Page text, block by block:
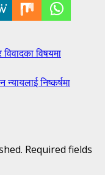
विषयमा
निष्कर्षमा
Required fields